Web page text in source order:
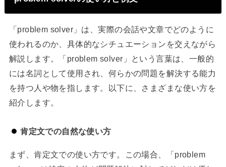
「problem solver」は、実際の会話や文章でどのように
使われるのか、具体的なシチュエーションを交えながら
解説します。「problem solver」という言葉は、一般的
には名詞として使用され、何らかの問題を解決する能力
を持つ人や物を指します。以下に、さまざまな使い方を
紹介します。
肯定文での自然な使い方
まず、肯定文での使い方です。この場合、「problem